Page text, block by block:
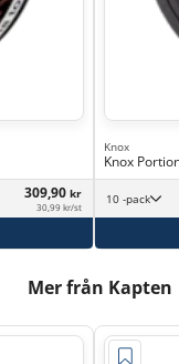
309,90 kr
30,99 kr/st
Knox
Knox
10 -pack
Mer från Kapten